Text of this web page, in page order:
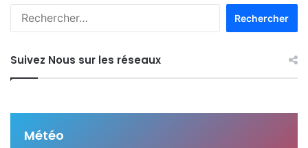
h
Suivez Nous sur les réseaux
Météo